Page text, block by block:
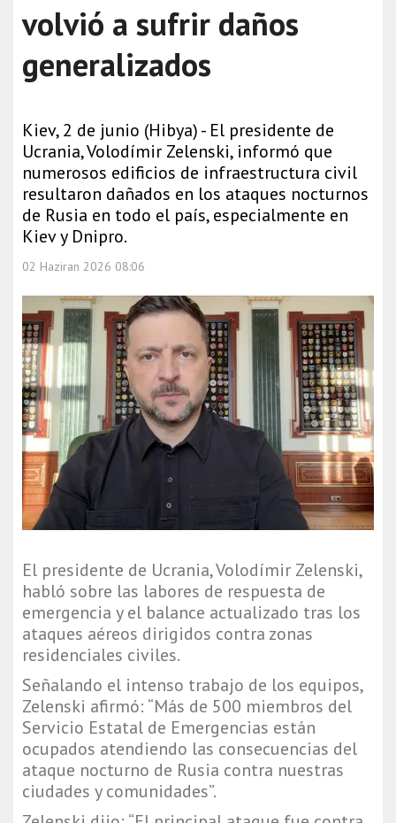
volvió a sufrir daños
generalizados
Kiev, 2 de junio (Hibya) - El presidente de
Ucrania, Volodímir Zelenski, informó que
numerosos edificios de infraestructura civil
resultaron dañados en los ataques nocturnos
de Rusia en todo el país, especialmente en
Kiev y Dnipro.
02 Haziran 2026 08:06
El presidente de Ucrania, Volodímir Zelenski,
habló sobre las labores de respuesta de
emergencia y el balance actualizado tras los
ataques aéreos dirigidos contra zonas
residenciales civiles.
Señalando el intenso trabajo de los equipos,
Zelenski afirmó: “Más de 500 miembros del
Servicio Estatal de Emergencias están
ocupados atendiendo las consecuencias del
ataque nocturno de Rusia contra nuestras
ciudades y comunidades”.